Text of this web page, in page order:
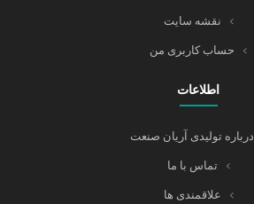
نقشه سایت
حساب کاربری من
اطلاعات
درباره تولیدی آریان صنعت
تماس با ما
علاقمندی ها